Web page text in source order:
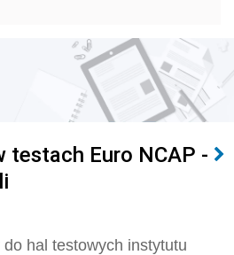
testach Euro NCAP -
do hal testowych instytutu